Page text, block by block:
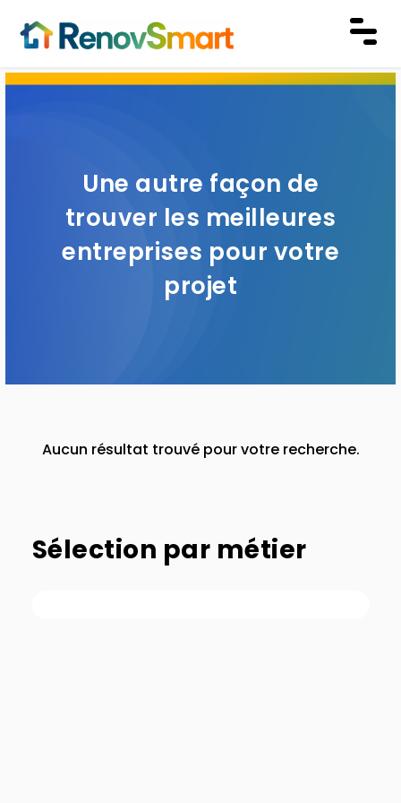
Une autre façon de
trouver les meilleures
entreprises pour votre
projet
Aucun résultat trouvé pour votre recherche.
Sélection par métier